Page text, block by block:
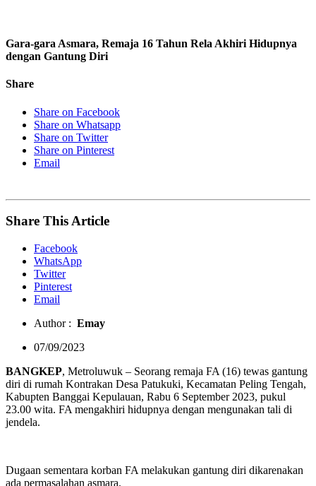
Gara-gara Asmara, Remaja 16 Tahun Rela Akhiri Hidupnya
dengan Gantung Diri
Share
Share on Facebook
Share on Whatsapp
Share on Twitter
Share on Pinterest
Email
Share This Article
Facebook
WhatsApp
Twitter
Pinterest
Email
Author : Emay
07/09/2023
BANGKEP, Metroluwuk – Seorang remaja FA (16) tewas gantung
diri di rumah Kontrakan Desa Patukuki, Kecamatan Peling Tengah,
Kabupten Banggai Kepulauan, Rabu 6 September 2023, pukul
23.00 wita. FA mengakhiri hidupnya dengan mengunakan tali di
jendela.
Dugaan sementara korban FA melakukan gantung diri dikarenakan
ada permasalahan asmara.